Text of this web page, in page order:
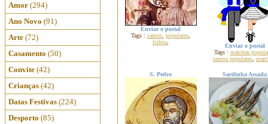
Amor (294)
Ano Novo (91)
Arte (72)
Casamento (50)
Convite (42)
Crianças (42)
Datas Festivas (224)
Desporto (85)
Enviar o postal
Tags : santos populares
lisboa
Enviar o postal
Tags : marchas
santos populares
S. Pedro Sardinha Assada